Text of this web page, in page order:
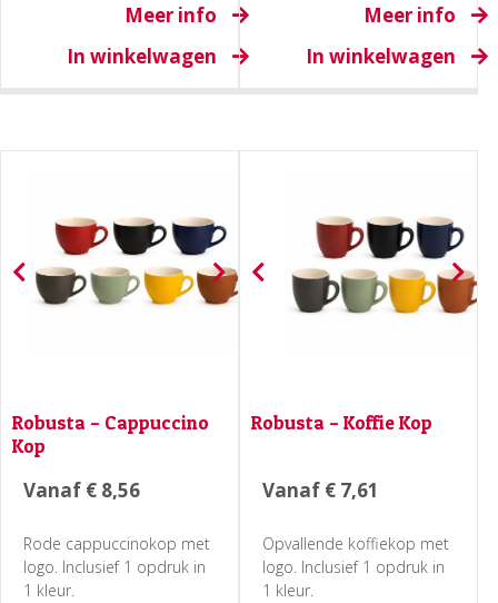
Meer info
In winkelwagen
Meer info
In winkelwagen
Robusta – Cappuccino
Kop
Vanaf € 8,56
Rode cappuccinokop met
logo. Inclusief 1 opdruk in
1 kleur.
Robusta – Koffie Kop
Vanaf € 7,61
Opvallende koffiekop met
logo. Inclusief 1 opdruk in
1 kleur.